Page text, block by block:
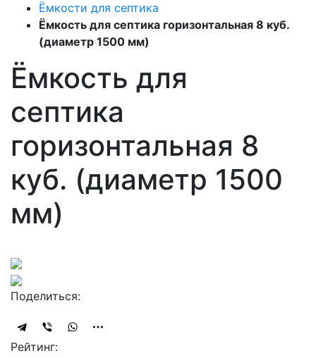
Ёмкости для септика
Ёмкость для септика горизонтальная 8 куб.
(диаметр 1500 мм)
Ёмкость для
септика
горизонтальная 8
куб. (диаметр 1500
мм)
Поделиться:
Рейтинг: